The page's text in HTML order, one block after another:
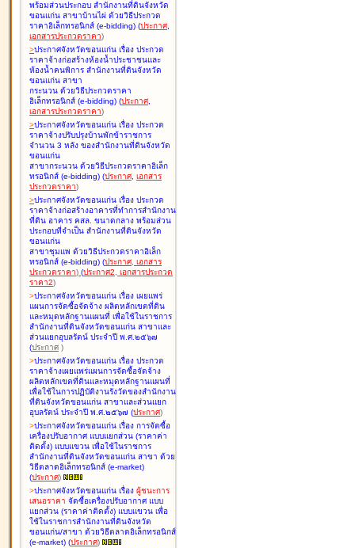
พร้อมส่วนประกอบ สำนักงานที่ดินจังหวัด
ขอนแก่น สาขาบ้านไผ่ ด้วยวิธีประกวด
ราคาอิเล็กทรอนิกส์ (e-bidding) (ประกาศ,
เอกสารประกวดราคา)
>ประกาศจังหวัดขอนแก่น เรื่อง ประกวด
ราคาจ้างก่อสร้างห้องน้ำประชาชนและ
ห้องน้ำคนพิการ สำนักงานที่ดินจังหวัด
ขอนแก่น สาขา
กระนวน ด้วยวิธีประกวดราคา
อิเล็กทรอนิกส์ (e-bidding) (ประกาศ,
เอกสารประกวดราคา)
>ประกาศจังหวัดขอนแก่น เรื่อง ประกวด
ราคาจ้างปรับปรุงบ้านพักข้าราชการ
จำนวน 3 หลัง ของสำนักงานที่ดินจังหวัด
ขอนแก่น
สาขากระนวน ด้วยวิธีประกวดราคาอิเล็ก
ทรอนิกส์ (e-bidding) (ประกาศ, เอกสาร
ประกวดราคา)
>ประกาศจังหวัดขอนแก่น เรื่อง ประกวด
ราคาจ้างก่อสร้างอาคารที่ทำการสำนักงาน
ที่ดิน อาคาร คสล. ขนาดกลาง พร้อมส่วน
ประกอบที่จำเป็น สำนักงานที่ดินจังหวัด
ขอนแก่น
สาขาชุมแพ ด้วยวิธีประกวดราคาอิเล็ก
ทรอนิกส์ (e-bidding) (ประกาศ, เอกสาร
ประกวดราคา) (ประกาศ2, เอกสารประกวด
ราคา2)
>ประกาศจังหวัดขอนแก่น เรื่อง เผยแพร่
แผนการจัดซื้อจัดจ้าง ผลิตหลักเขตที่ดิน
และหมุดหลักฐานแผนที่ เพื่อใช้ในราชการ
สำนักงานที่ดินจังหวัดขอนแก่น สาขาและ
ส่วนแยกอุบลรัตน์ ประจำปี พ.ศ.๒๕๖๗
(ประกาศ )
>ประกาศจังหวัดขอนแก่น เรื่อง ประกวด
ราคาจ้างเผยแพร่แผนการจัดซื้อจัดจ้าง
ผลิตหลักเขตที่ดินและหมุดหลักฐานแผนที่
เพื่อใช้ในการปฏิบัติงานรังวัดของสำนักงาน
ที่ดินจังหวัดขอนแก่น สาขาและส่วนแยก
อุบลรัตน์ ประจำปี พ.ศ.๒๕๖๗ (ประกาศ)
>ประกาศจังหวัดขอนแก่น เรื่อง การจัดซื้อ
เครื่องปรับอากาศ แบบแยกส่วน (ราคาค่า
ติดตั้ง) แบบแขวน เพื่อใช้ในราชการ
สำนักงานที่ดินจังหวัดขอนแก่น สาขา ด้วย
วิธีตลาดอิเล็กทรอนิกส์ (e-market)
(ประกาศ)
>ประกาศจังหวัดขอนแก่น เรื่อง ผู้ชนะการ
เสนอราคา จัดซื้อเครื่องปรับอากาศ แบบ
แยกส่วน (ราคาค่าติดตั้ง) แบบแขวน เพื่อ
ใช้ในราชการสำนักงานที่ดินจังหวัด
ขอนแก่น/สาขา ด้วยวิธีตลาดอิเล็กทรอนิกส์
(e-market) (ประกาศ)